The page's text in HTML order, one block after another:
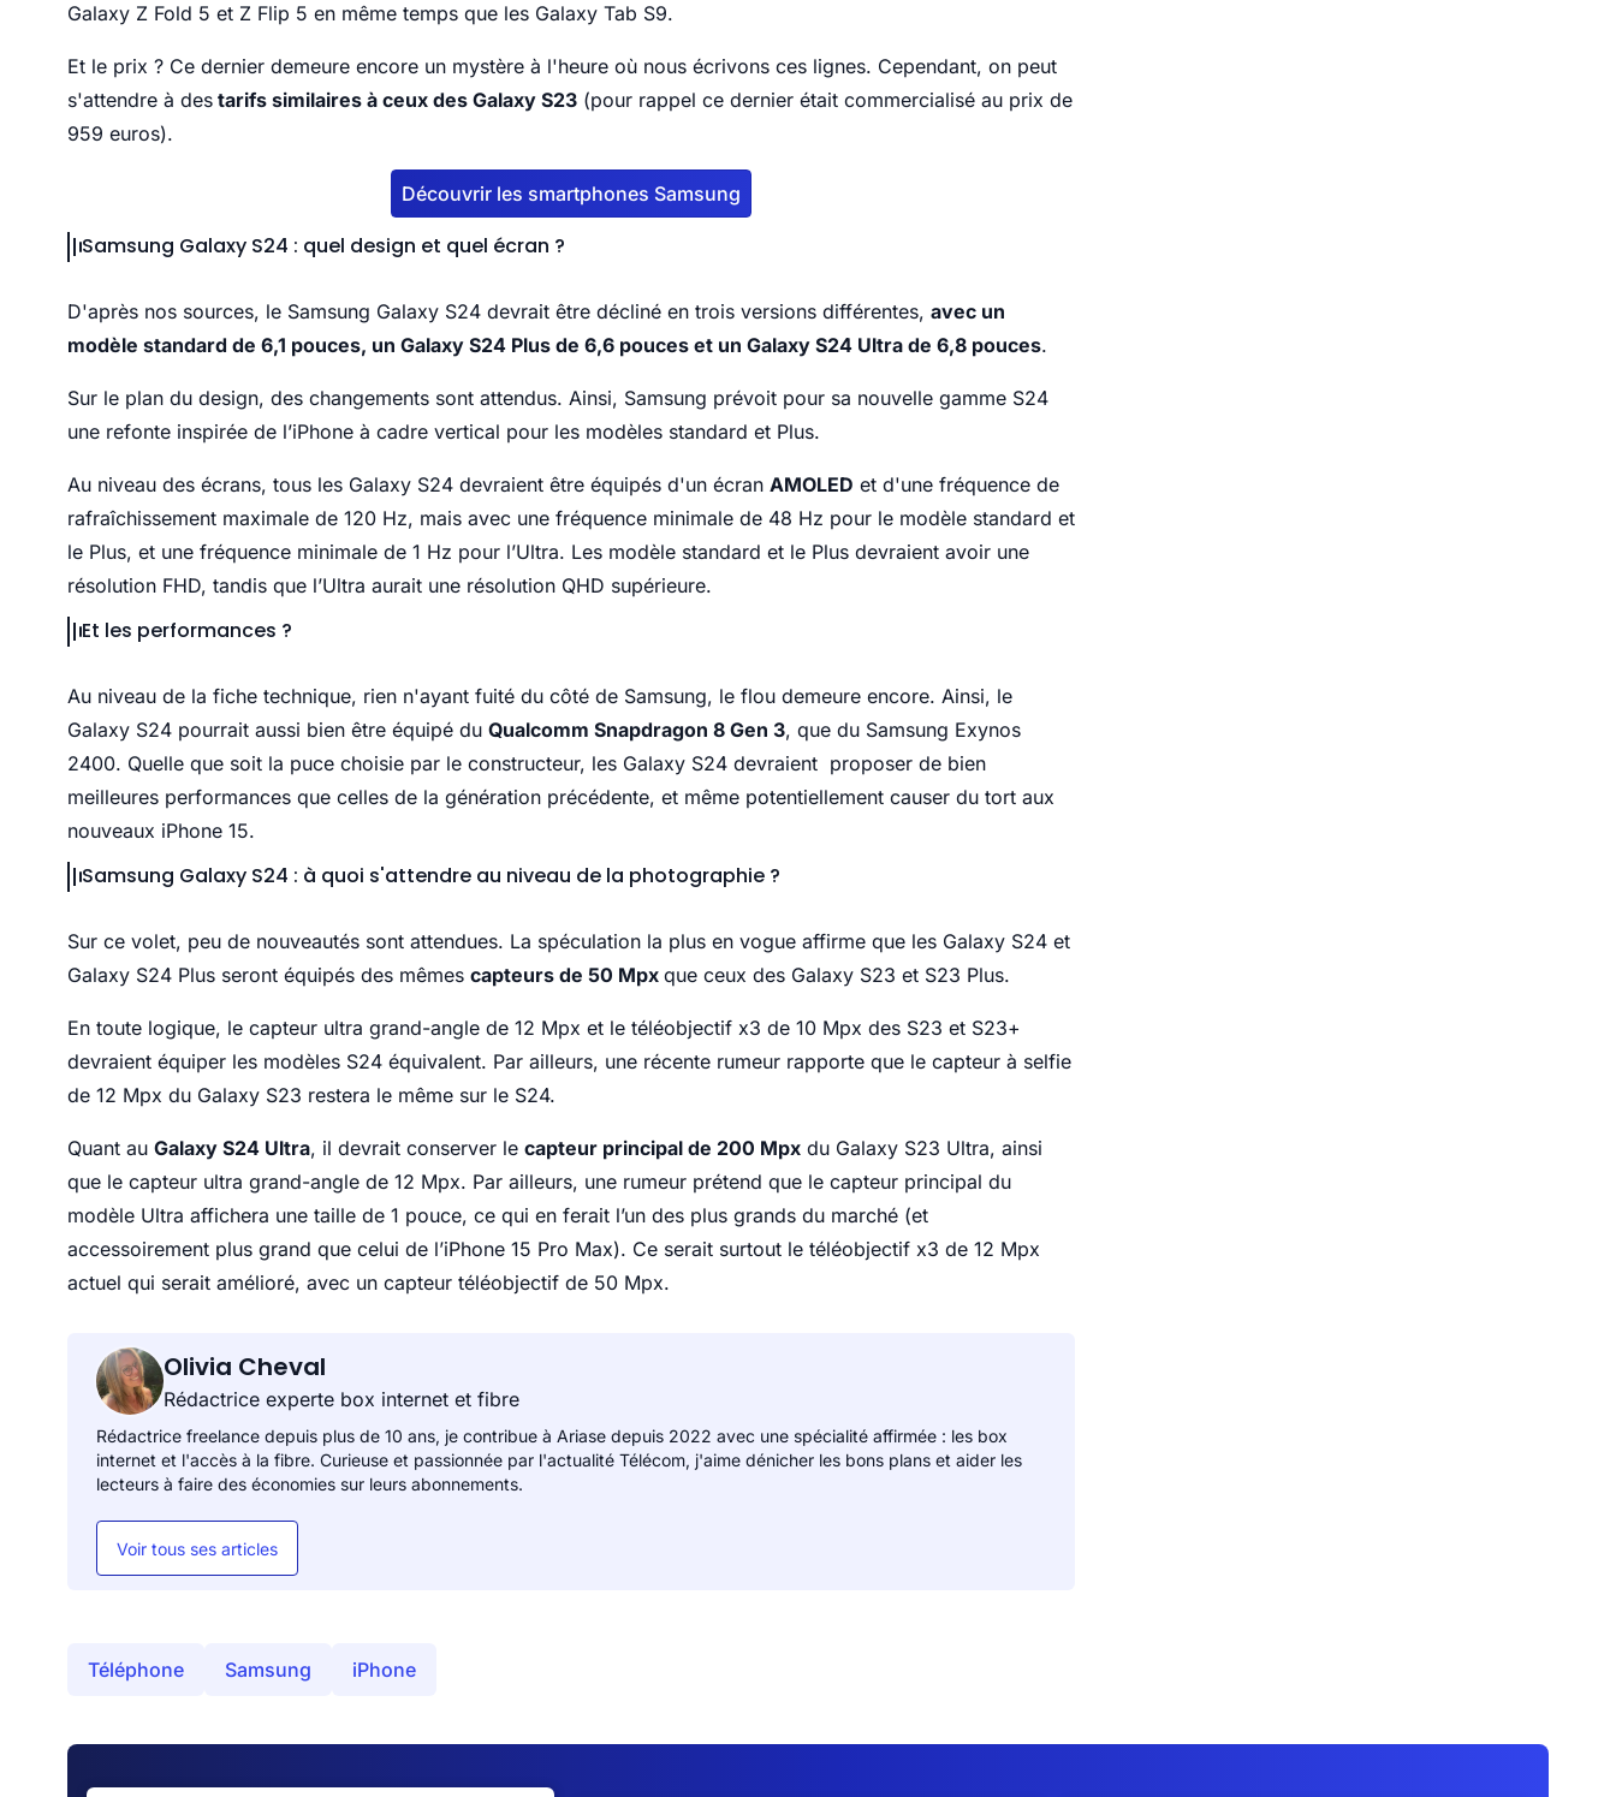
Galaxy Z Fold 5 et Z Flip 5 en même temps que les Galaxy Tab S9.
Et le prix ? Ce dernier demeure encore un mystère à l'heure où nous écrivons ces lignes. Cependant, on peut
s'attendre à des tarifs similaires à ceux des Galaxy S23 (pour rappel ce dernier était commercialisé au prix de
959 euros).
Découvrir les smartphones Samsung
Samsung Galaxy S24 : quel design et quel écran ?
D'après nos sources, le Samsung Galaxy S24 devrait être décliné en trois versions différentes, avec un
modèle standard de 6,1 pouces, un Galaxy S24 Plus de 6,6 pouces et un Galaxy S24 Ultra de 6,8 pouces.
Sur le plan du design, des changements sont attendus. Ainsi, Samsung prévoit pour sa nouvelle gamme S24
une refonte inspirée de l’iPhone à cadre vertical pour les modèles standard et Plus.
Au niveau des écrans, tous les Galaxy S24 devraient être équipés d'un écran AMOLED et d'une fréquence de
rafraîchissement maximale de 120 Hz, mais avec une fréquence minimale de 48 Hz pour le modèle standard et
le Plus, et une fréquence minimale de 1 Hz pour l’Ultra. Les modèle standard et le Plus devraient avoir une
résolution FHD, tandis que l’Ultra aurait une résolution QHD supérieure.
Et les performances ?
Au niveau de la fiche technique, rien n'ayant fuité du côté de Samsung, le flou demeure encore. Ainsi, le
Galaxy S24 pourrait aussi bien être équipé du Qualcomm Snapdragon 8 Gen 3, que du Samsung Exynos
2400. Quelle que soit la puce choisie par le constructeur, les Galaxy S24 devraient proposer de bien
meilleures performances que celles de la génération précédente, et même potentiellement causer du tort aux
nouveaux iPhone 15.
Samsung Galaxy S24 : à quoi s'attendre au niveau de la photographie ?
Sur ce volet, peu de nouveautés sont attendues. La spéculation la plus en vogue affirme que les Galaxy S24 et
Galaxy S24 Plus seront équipés des mêmes capteurs de 50 Mpx que ceux des Galaxy S23 et S23 Plus.
En toute logique, le capteur ultra grand-angle de 12 Mpx et le téléobjectif x3 de 10 Mpx des S23 et S23+
devraient équiper les modèles S24 équivalent. Par ailleurs, une récente rumeur rapporte que le capteur à selfie
de 12 Mpx du Galaxy S23 restera le même sur le S24.
Quant au Galaxy S24 Ultra, il devrait conserver le capteur principal de 200 Mpx du Galaxy S23 Ultra, ainsi
que le capteur ultra grand-angle de 12 Mpx. Par ailleurs, une rumeur prétend que le capteur principal du
modèle Ultra affichera une taille de 1 pouce, ce qui en ferait l’un des plus grands du marché (et
accessoirement plus grand que celui de l’iPhone 15 Pro Max). Ce serait surtout le téléobjectif x3 de 12 Mpx
actuel qui serait amélioré, avec un capteur téléobjectif de 50 Mpx.
Olivia Cheval
Rédactrice experte box internet et fibre
Rédactrice freelance depuis plus de 10 ans, je contribue à Ariase depuis 2022 avec une spécialité affirmée : les box
internet et l'accès à la fibre. Curieuse et passionnée par l'actualité Télécom, j'aime dénicher les bons plans et aider les
lecteurs à faire des économies sur leurs abonnements.
Voir tous ses articles
Téléphone Samsung iPhone